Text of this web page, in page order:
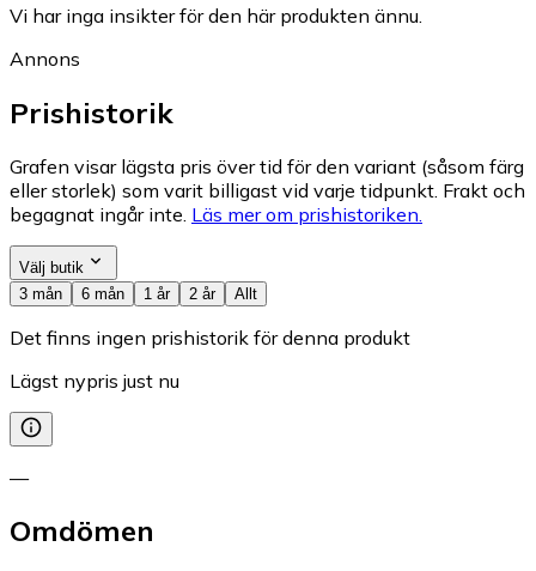
Vi har inga insikter för den här produkten ännu.
Annons
Prishistorik
Grafen visar lägsta pris över tid för den variant (såsom färg
eller storlek) som varit billigast vid varje tidpunkt. Frakt och
begagnat ingår inte. Läs mer om prishistoriken.
Välj butik
3 mån
6 mån 1 år 2 år Allt
Det finns ingen prishistorik för denna produkt
Lägst nypris just nu
—
Omdömen